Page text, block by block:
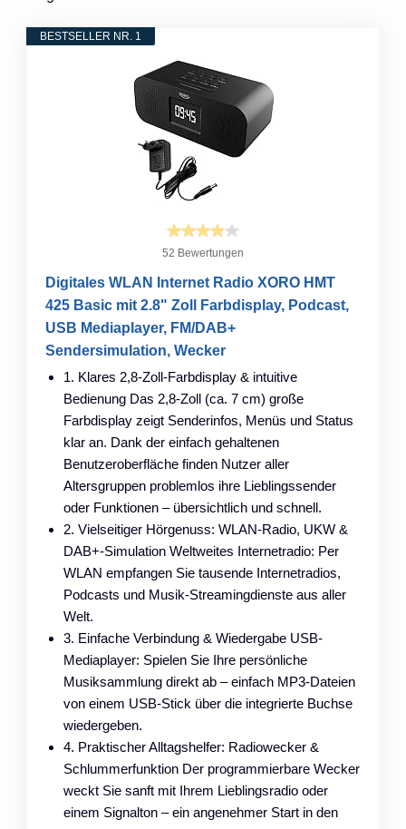
BESTSELLER NR. 1
52 Bewertungen
Digitales WLAN Internet Radio XORO HMT
425 Basic mit 2.8" Zoll Farbdisplay, Podcast,
USB Mediaplayer, FM/DAB+
Sendersimulation, Wecker
1. Klares 2,8-Zoll-Farbdisplay & intuitive
Bedienung Das 2,8-Zoll (ca. 7 cm) große
Farbdisplay zeigt Senderinfos, Menüs und Status
klar an. Dank der einfach gehaltenen
Benutzeroberfläche finden Nutzer aller
Altersgruppen problemlos ihre Lieblingssender
oder Funktionen – übersichtlich und schnell.
2. Vielseitiger Hörgenuss: WLAN-Radio, UKW &
DAB+-Simulation Weltweites Internetradio: Per
WLAN empfangen Sie tausende Internetradios,
Podcasts und Musik-Streamingdienste aus aller
Welt.
3. Einfache Verbindung & Wiedergabe USB-
Mediaplayer: Spielen Sie Ihre persönliche
Musiksammlung direkt ab – einfach MP3-Dateien
von einem USB-Stick über die integrierte Buchse
wiedergeben.
4. Praktischer Alltagshelfer: Radiowecker &
Schlummerfunktion Der programmierbare Wecker
weckt Sie sanft mit Ihrem Lieblingsradio oder
einem Signalton – ein angenehmer Start in den